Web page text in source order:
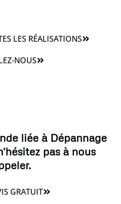
LES RÉALISATIONS
NOUS
liée à Dépannage
pas à nous
GRATUIT